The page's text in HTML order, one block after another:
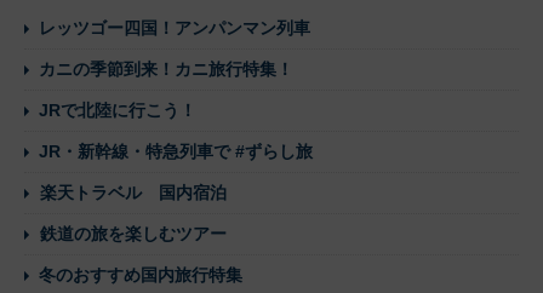
レッツゴー四国！アンパンマン列車
カニの季節到来！カニ旅行特集！
JRで北陸に行こう！
JR・新幹線・特急列車で #ずらし旅
楽天トラベル 国内宿泊
鉄道の旅を楽しむツアー
冬のおすすめ国内旅行特集